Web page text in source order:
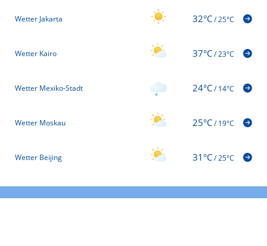
Wetter Jakarta 32°C/25°C
Wetter Kairo 37°C/23°C
Wetter Mexiko-Stadt 24°C/14°C
Wetter Moskau 25°C/19°C
Wetter Beijing 31°C/25°C